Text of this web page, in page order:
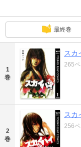
最終巻
1
巻
スカ
265
2
巻
スカ
256